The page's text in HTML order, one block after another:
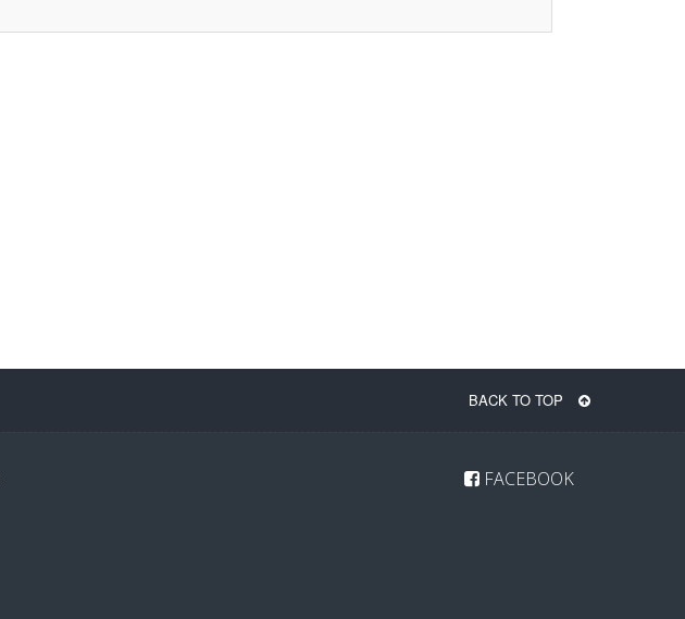
BACK TO TOP
FACEBOOK